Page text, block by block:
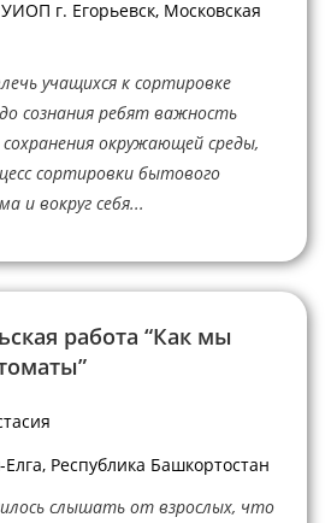
г. Егорьевск, Московская
учащихся к сортировке
сознания ребят важность
окружающей среды,
сортировки бытового
и вокруг себя...
работа “Как мы
Республика Башкортостан
слышать от взрослых, что